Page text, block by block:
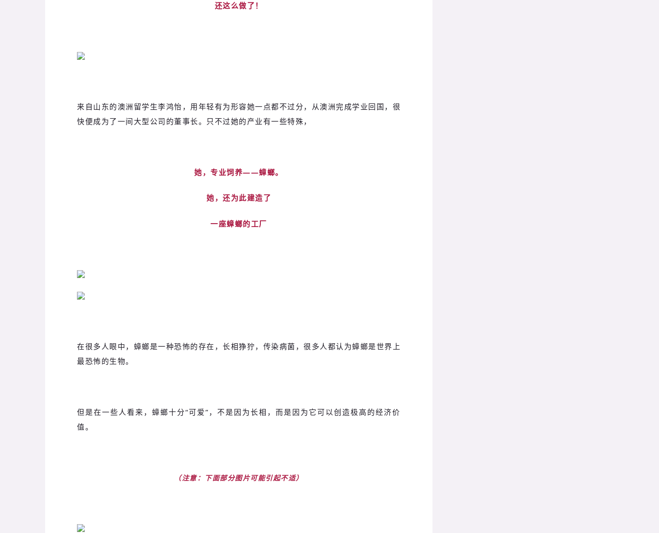
还这么做了！
来自山东的澳洲留学生李鸿怡，用年轻有为形容她一点都不过分，从澳洲完成学业回国，很
快便成为了一间大型公司的董事长。只不过她的产业有一些特殊，
她，专业饲养——蟑螂。
她，还为此建造了
一座蟑螂的工厂
在很多人眼中，蟑螂是一种恐怖的存在，长相狰狞，传染病菌，很多人都认为蟑螂是世界上
最恐怖的生物。
但是在一些人看来，蟑螂十分“可爱”，不是因为长相，而是因为它可以创造极高的经济价
值。
（注意：下面部分图片可能引起不适）